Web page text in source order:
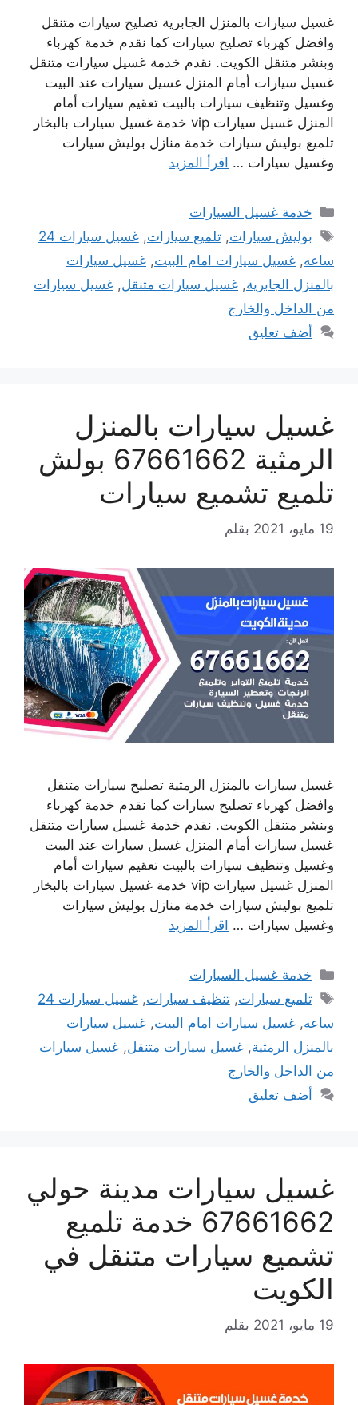
غسيل سيارات بالمنزل الجابرية تصليح سيارات متنقل
وافضل كهرباء تصليح سيارات كما نقدم خدمة كهرباء
وبنشر متنقل الكويت. نقدم خدمة غسيل سيارات متنقل
غسيل سيارات أمام المنزل غسيل سيارات عند البيت
وغسيل وتنظيف سيارات بالبيت تعقيم سيارات أمام
المنزل غسيل سيارات vip خدمة غسيل سيارات بالبخار
تلميع بوليش سيارات خدمة منازل بوليش سيارات
وغسيل سيارات … اقرأ المزيد
التصنيفات
خدمة غسيل السيارات
الوسوم
بوليش سيارات,تلميع سيارات,
غسيل سيارات 24
ساعه, غسيل سيارات امام البيت, غسيل سيارات
بالمنزل الجابرية, غسيل سيارات متنقل, غسيل سيارات
من الداخل والخارج
أضف تعليق
غسيل سيارات بالمنزل
الرمثية 67661662 بولش
تلميع تشميع سيارات
19 مايو، 2021 بقلم
غسيل سيارات بالمنزل الرمثية تصليح سيارات متنقل
وافضل كهرباء تصليح سيارات كما نقدم خدمة كهرباء
وبنشر متنقل الكويت. نقدم خدمة غسيل سيارات متنقل
غسيل سيارات أمام المنزل غسيل سيارات عند البيت
وغسيل وتنظيف سيارات بالبيت تعقيم سيارات أمام
المنزل غسيل سيارات vip خدمة غسيل سيارات بالبخار
تلميع بوليش سيارات خدمة منازل بوليش سيارات
وغسيل سيارات … اقرأ المزيد
التصنيفات
خدمة غسيل السيارات
الوسوم
تلميع سيارات,تنظيف سيارات,
غسيل سيارات 24
ساعه, غسيل سيارات امام البيت, غسيل سيارات
بالمنزل الرمثية, غسيل سيارات متنقل, غسيل سيارات
من الداخل والخارج
أضف تعليق
غسيل سيارات مدينة حولي
67661662 خدمة تلميع
تشميع سيارات متنقل في
الكويت
19 مايو، 2021 بقلم